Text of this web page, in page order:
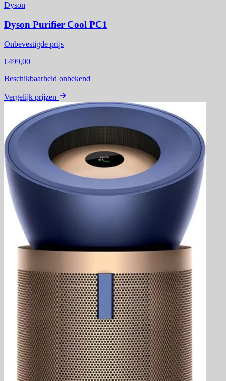
Dyson
Dyson Purifier Cool PC1
Onbevestigde prijs
€499,00
Beschikbaarheid onbekend
Vergelijk prijzen